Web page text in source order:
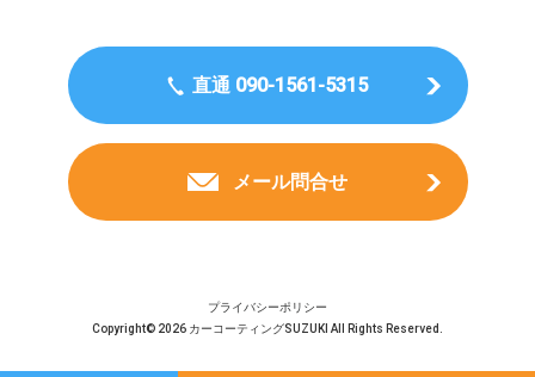
直通 090-1561-5315
メール問合せ
プライバシーポリシー
Copyright© 2026 カーコーティングSUZUKI All Rights Reserved.